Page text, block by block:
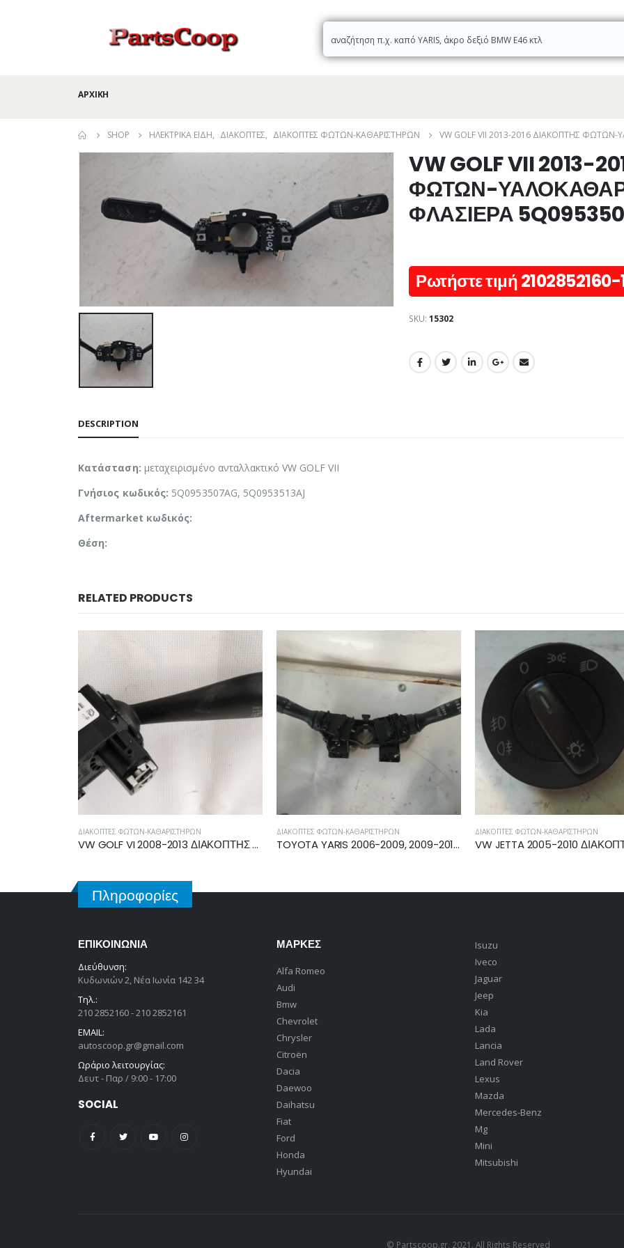
ΑΡΧΙΚΉ
SHOP ΗΛΕΚΤΡΙΚΆ ΕΊΔΗ, ΔΙΑΚΌΠΤΕΣ, ΔΙΑΚΌΠΤΕΣ ΦΏΤΩΝ-ΚΑΘΑΡΙΣΤΉΡΩΝ VW GOLF VII 2013-2016 ΔΙΑΚΟΠΤΗΣ
VW GOLF VII 2013-
ΦΩΤΩΝ-
ΦΛΑΣΙΕΡΑ
Ρωτήστε τιμή 2102852160-
SKU: 15302
DESCRIPTION
Κατάσταση: μεταχειρισμένο ανταλλακτικό VW GOLF VII
Γνήσιος κωδικός: 5Q0953507AG, 5Q0953513AJ
Aftermarket κωδικός:
Θέση:
RELATED PRODUCTS
ΔΙΑΚΌΠΤΕΣ ΦΏΤΩΝ-ΚΑΘΑΡΙΣΤΉΡΩΝ
VW GOLF VI 2008-2013 ΔΙΑΚΟΠΤΗΣ ΥΑΛΟΚΑΘΑΡΙΣΤΗΡΩΝ 1K0953519H
ΔΙΑΚΌΠΤΕΣ ΦΏΤΩΝ-ΚΑΘΑΡΙΣΤΉΡΩΝ
TOYOTA YARIS 2006-2009, 2009-2011 ΔΙΑΚΟΠΤΗΣ ΦΩΤΩΝ-ΥΑΛΟΚΑΘΑΡΙΣΤΗΡΩΝ ΦΛΑΣΙΕΡΑ 17F144
ΔΙΑΚΌΠΤΕΣ ΦΏΤΩΝ-ΚΑΘΑΡΙΣΤΉΡΩΝ
Πληροφορίες
ΕΠΙΚΟΙΝΩΝΊΑ
Διεύθυνση:
Κυδωνιών 2, Νέα Ιωνία 142 34
Τηλ.:
210 2852160 - 210 2852161
EMAIL:
autoscoop.gr@gmail.com
Ωράριο λειτουργίας:
Δευτ - Παρ / 9:00 - 17:00
SOCIAL
ΜΆΡΚΕΣ
Alfa Romeo
Audi
Bmw
Chevrolet
Chrysler
Citroën
Dacia
Daewoo
Daihatsu
Fiat
Ford
Honda
Hyundai
Isuzu
Iveco
Jaguar
Jeep
Kia
Lada
Lancia
Land Rover
Lexus
Mazda
Mercedes-Benz
Mg
Mini
Mitsubishi
© Partscoop.gr. 2021. All Rights Reserved